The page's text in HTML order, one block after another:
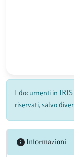
I documenti in
riservati, salvo
Informazioni